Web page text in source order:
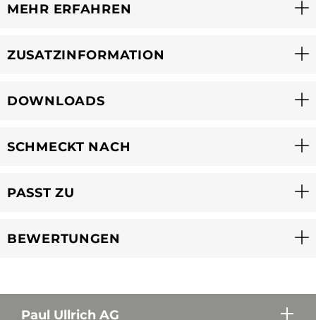
MEHR ERFAHREN
ZUSATZINFORMATION
DOWNLOADS
SCHMECKT NACH
PASST ZU
BEWERTUNGEN
Paul Ullrich AG